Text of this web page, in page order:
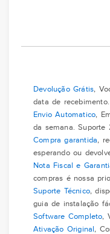
Devolução Grátis,
data de recebimento.
Envio Automatico,
da semana. Suporte
Compra garantida,
esperando ou
Nota Fiscal e
compras é nossa
Suporte Técnico,
guia de instalação
Software Completo,
Ativação Original ,